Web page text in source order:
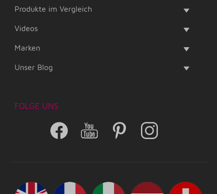
Produkte im Vergleich
Videos
Marken
Unser Blog
FOLGE UNS